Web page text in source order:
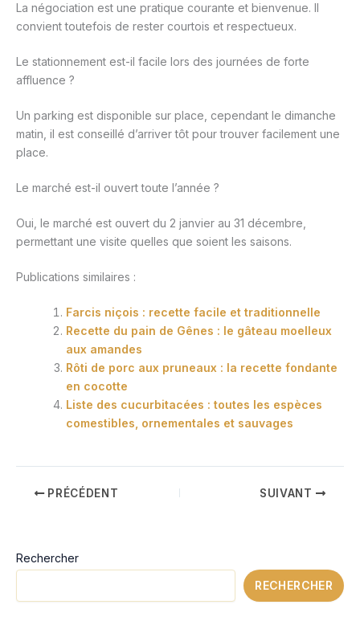
La négociation est une pratique courante et bienvenue. Il
convient toutefois de rester courtois et respectueux.
Le stationnement est-il facile lors des journées de forte
affluence ?
Un parking est disponible sur place, cependant le dimanche
matin, il est conseillé d’arriver tôt pour trouver facilement une
place.
Le marché est-il ouvert toute l’année ?
Oui, le marché est ouvert du 2 janvier au 31 décembre,
permettant une visite quelles que soient les saisons.
Publications similaires :
Farcis niçois : recette facile et traditionnelle
Recette du pain de Gênes : le gâteau moelleux
aux amandes
Rôti de porc aux pruneaux : la recette fondante
en cocotte
Liste des cucurbitacées : toutes les espèces
comestibles, ornementales et sauvages
PRÉCÉDENT SUIVANT
Rechercher
RECHERCHER